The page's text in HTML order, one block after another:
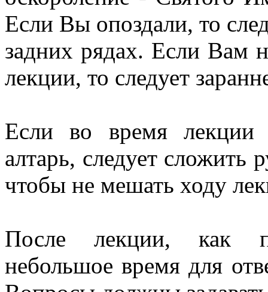
Если Вы опоздали, то
задних рядах. Если Вам
лекции, то следует
Если во время лекции
алтарь, следует сложить
чтобы не мешать ходу
После лекции, как
небольшое время для